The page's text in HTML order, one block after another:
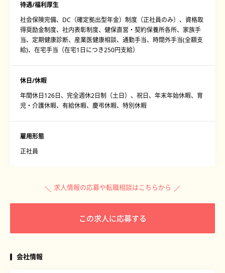
待遇/福利厚生
社会保険完備、DC（確定拠出型年金）制度（正社員のみ）、資格取
得奨励金制度、社内表彰制度、健保直営・契約保養所各所、家族手
当、定期健康診断、産業医健康相談、通勤手当、時間外手当(全額支
給)、在宅手当（在宅1日につき250円支給）
休日/休暇
年間休日126日、完全週休2日制（土日）、祝日、年末年始休暇、育
児・介護休暇、有給休暇、慶弔休暇、特別休暇
雇用形態
正社員
求人情報の応募や転職相談はこちらから
この求人に応募する
会社情報